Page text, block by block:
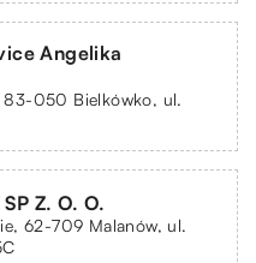
Angelika
83-050 Bielkówko, ul.
Z. O. O.
62-709 Malanów, ul.